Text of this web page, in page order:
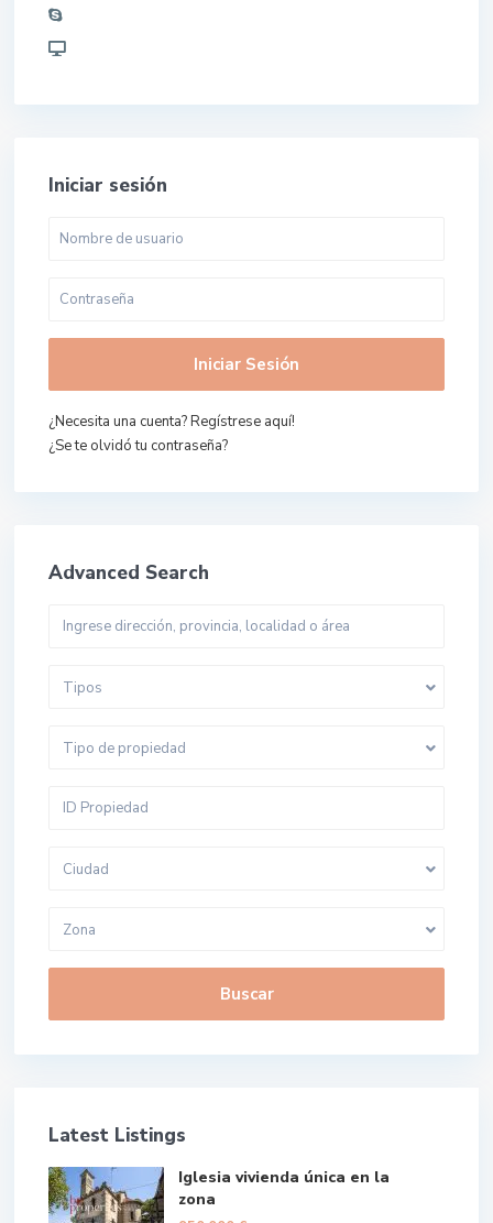
Iniciar sesión
Iniciar Sesión
¿Necesita una cuenta? Regístrese aquí!
¿Se te olvidó tu contraseña?
Advanced Search
Tipos
Tipo de propiedad
Ciudad
Zona
Buscar
Latest Listings
Iglesia vivienda única en la
zona